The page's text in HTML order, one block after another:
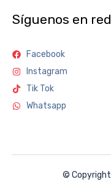
Síguenos en
Facebook
Instagram
Tik Tok
Whatsapp
©